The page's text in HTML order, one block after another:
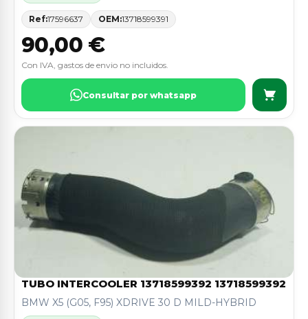
Ref:17596637 OEM:13718599391
90,00 €
Con IVA, gastos de envio no incluidos.
Consultar por whatsapp
TUBO INTERCOOLER 13718599392 13718599392
BMW X5 (G05, F95) XDRIVE 30 D MILD-HYBRID